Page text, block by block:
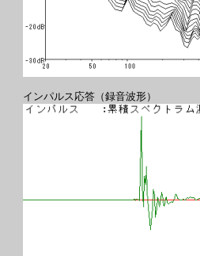
インパルス応答（録音波形）